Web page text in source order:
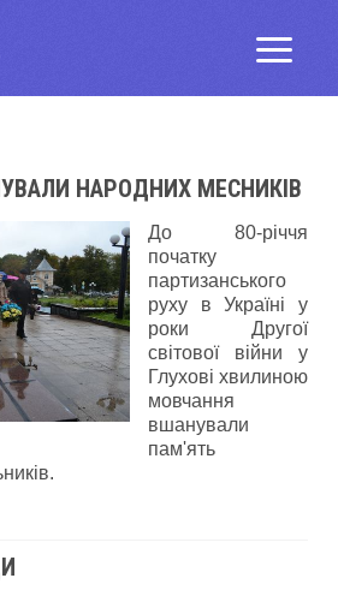
НАРОДНИХ МЕСНИКІВ
До 80-річчя
початку
партизанського
руху в Україні у
роки Другої
світової війни у
Глухові хвилиною
мовчання
вшанували
пам'ять